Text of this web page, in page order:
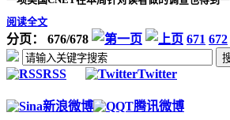
阅读全文
分页： 676/678 671 672
RSS Twitter
新浪微博 腾讯微博